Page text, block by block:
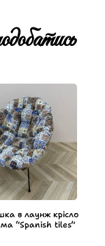
в лаунж крісло
“Spanish tiles”